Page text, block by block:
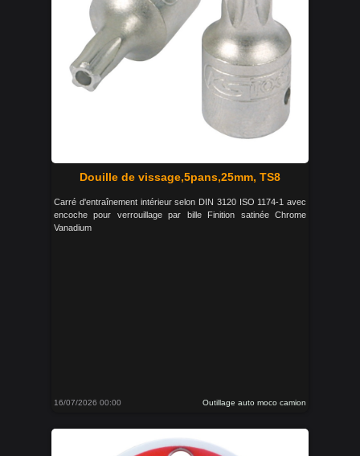
Douille de vissage,5pans,25mm, TS8
Carré d'entraînement intérieur selon DIN 3120 ISO 1174-1 avec
encoche pour verrouillage par bille Finition satinée Chrome
Vanadium
16/07/2026 00:00 Outillage auto moco camion